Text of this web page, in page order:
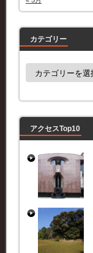
カテゴリー
カ
ー
アクセスTop10